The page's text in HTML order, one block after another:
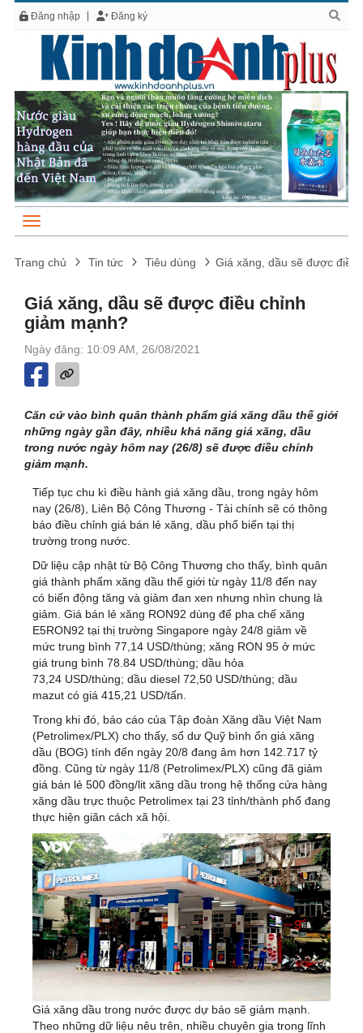
Đăng nhập Đăng ký
Trang chủ Tin tức Tiêu dùng Giá xăng, dầu sẽ được điều
Giá xăng, dầu sẽ được điều chỉnh
giảm mạnh?
Ngày đăng: 10:09 AM, 26/08/2021
Căn cứ vào bình quân thành phẩm giá xăng dầu thế giới
những ngày gần đây, nhiều khả năng giá xăng, dầu
trong nước ngày hôm nay (26/8) sẽ được điều chỉnh
giảm mạnh.
Tiếp tục chu kì điều hành giá xăng dầu, trong ngày hôm
nay (26/8), Liên Bộ Công Thương - Tài chính sẽ có thông
báo điều chỉnh giá bán lẻ xăng, dầu phổ biến tại thị
trường trong nước.
Dữ liệu cập nhật từ Bộ Công Thương cho thấy, bình quân
giá thành phẩm xăng dầu thế giới từ ngày 11/8 đến nay
có biến động tăng và giảm đan xen nhưng nhìn chung là
giảm. Giá bán lẻ xăng RON92 dùng để pha chế xăng
E5RON92 tại thị trường Singapore ngày 24/8 giảm về
mức trung bình 77,14 USD/thùng; xăng RON 95 ở mức
giá trung bình 78.84 USD/thùng; dầu hỏa
73,24 USD/thùng; dầu diesel 72,50 USD/thùng; dầu
mazut có giá 415,21 USD/tấn.
Trong khi đó, báo cáo của Tập đoàn Xăng dầu Việt Nam
(Petrolimex/PLX) cho thấy, số dư Quỹ bình ổn giá xăng
dầu (BOG) tính đến ngày 20/8 đang âm hơn 142.717 tỷ
đồng. Cũng từ ngày 11/8 (Petrolimex/PLX) cũng đã giảm
giá bán lẻ 500 đồng/lit xăng dầu trong hệ thống cửa hàng
xăng dầu trực thuộc Petrolimex tại 23 tỉnh/thành phố đang
thực hiện giãn cách xã hội.
Giá xăng dầu trong nước được dự báo sẽ giảm mạnh.
Theo những dữ liệu nêu trên, nhiều chuyên gia trong lĩnh